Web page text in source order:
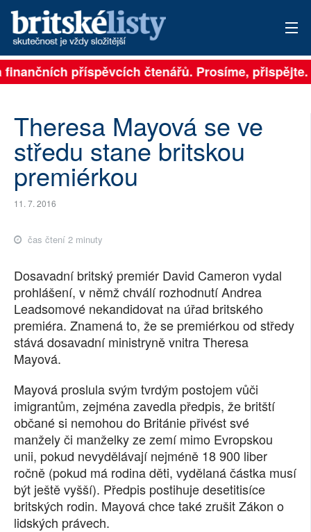
PŘIHLÁSIT
ARCHIV
ROZHOVORY
TÉMATA
NEJČTENĚJŠÍ ZA 7 DNÍ
PŘÍSPĚVKY NA PROVOZ
SOCIÁLNÍ SÍTĚ
RUBRIKY
PLNÁ VERZE STRÁNEK
finančních příspěvcích čtenářů. Prosíme,
Theresa Mayová se ve
středu stane britskou
premiérkou
11. 7. 2016
čas čtení 2 minuty
Dosavadní britský premiér David Cameron vydal
prohlášení, v němž chválí rozhodnutí Andrea
Leadsomové nekandidovat na úřad britského
premiéra. Znamená to, že se premiérkou od středy
stává dosavadní ministryně vnitra Theresa
Mayová.
Mayová proslula svým tvrdým postojem vůči
imigrantům, zejména zavedla předpis, že britští
občané si nemohou do Británie přivést své
manžely či manželky ze zemí mimo Evropskou
unii, pokud nevydělávají nejméně 18 900 liber
ročně (pokud má rodina děti, vydělaná částka musí
být ještě vyšší). Předpis postihuje desetitisíce
britských rodin. Mayová chce také zrušit Zákon o
lidských právech.